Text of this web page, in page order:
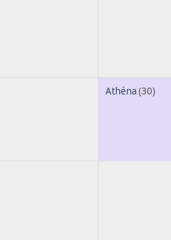
Athéna(30)